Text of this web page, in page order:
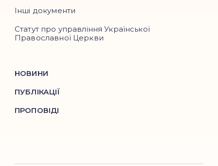
Інші документи
Статут про управління Української
Православної Церкви
НОВИНИ
ПУБЛІКАЦІЇ
ПРОПОВІДІ